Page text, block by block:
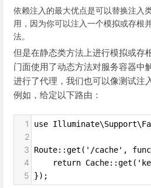
依赖注入的最大优点是可以替换注入
用，因为你可以注入一个模拟或存根
法。
但是在静态类方法上进行模拟或存
门面使用了动态方法对服务容器中
进行了代理，我们也可以像测试注
例如，给定以下路由：
1 use
2
3
Route::get('/cache',
4
return
5 });